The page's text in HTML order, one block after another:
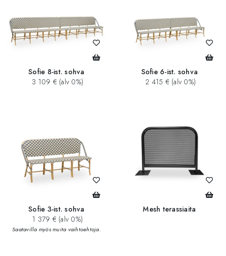
Sofie 8-ist. sohva
3 109 € (alv 0%)
Sofie 6-ist. sohva
2 415 € (alv 0%)
Sofie 3-ist. sohva
1 379 € (alv 0%)
Saatavilla myös muita vaihtoehtoja.
Mesh terassiaita